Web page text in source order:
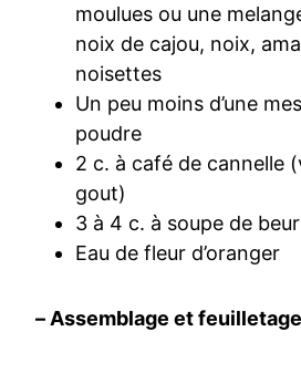
moulues ou une
noix de cajou, noix,
noisettes
Un peu moins d’une
poudre
2 c. à café de cannelle
gout)
3 à 4 c. à soupe de
Eau de fleur d’oranger
– Assemblage et